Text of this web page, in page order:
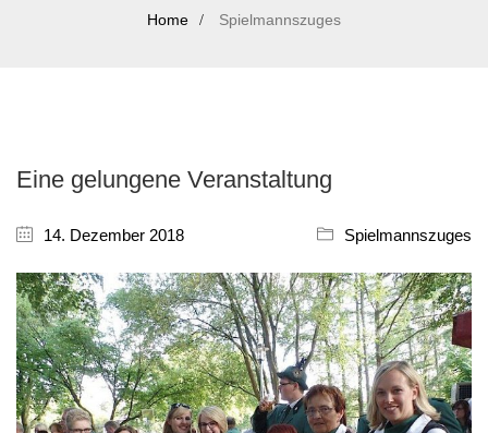
Home Spielmannszuges
Eine gelungene Veranstaltung
14. Dezember 2018 Spielmannszuges